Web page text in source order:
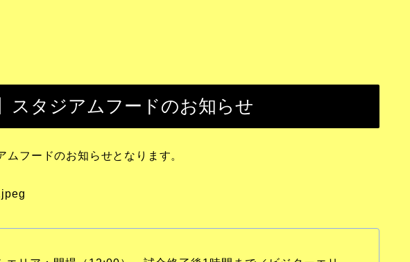
スタジアムフードのお知らせ
フードのお知らせとなります。